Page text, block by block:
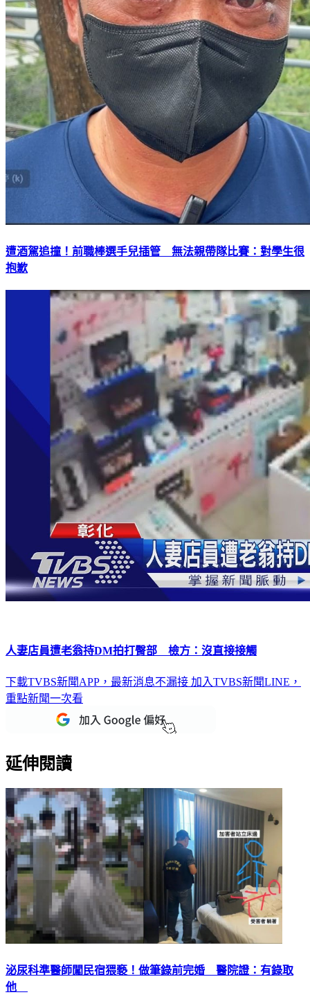
遭酒駕追撞！前職棒選手兒插管 無法親帶隊比賽：對學生很
下載TVBS新聞APP，最新消息不漏接
重點新聞一次看
泌尿科準醫師闖民宿猥褻！做筆錄前完婚 醫院證：有錄取